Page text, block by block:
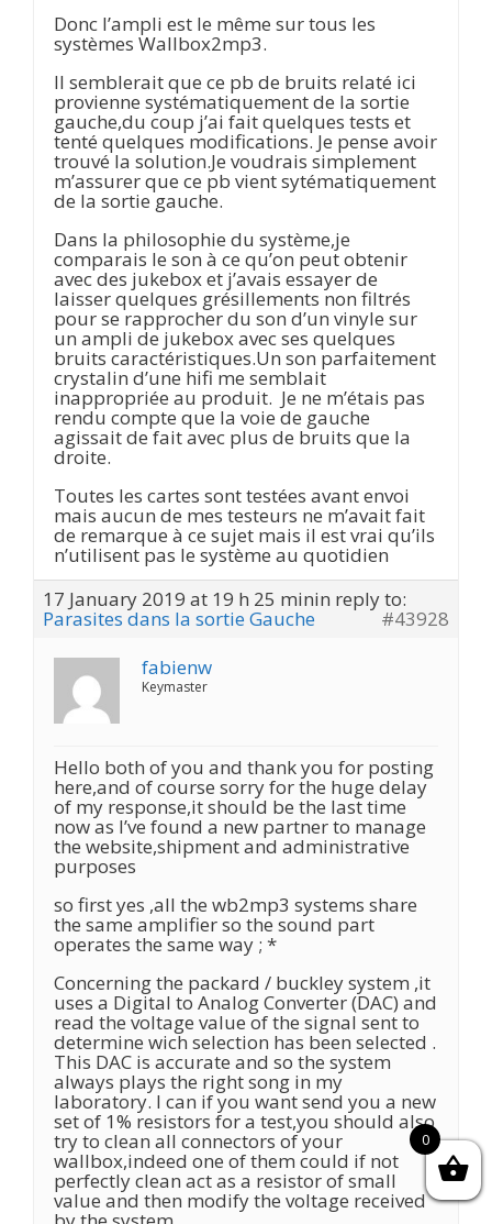
Donc l’ampli est le même sur tous les
systèmes Wallbox2mp3.
Il semblerait que ce pb de bruits relaté ici
provienne systématiquement de la sortie
gauche,du coup j’ai fait quelques tests et
tenté quelques modifications. Je pense avoir
trouvé la solution.Je voudrais simplement
m’assurer que ce pb vient sytématiquement
de la sortie gauche.
Dans la philosophie du système,je
comparais le son à ce qu’on peut obtenir
avec des jukebox et j’avais essayer de
laisser quelques grésillements non filtrés
pour se rapprocher du son d’un vinyle sur
un ampli de jukebox avec ses quelques
bruits caractéristiques.Un son parfaitement
crystalin d’une hifi me semblait
inappropriée au produit. Je ne m’étais pas
rendu compte que la voie de gauche
agissait de fait avec plus de bruits que la
droite.
Toutes les cartes sont testées avant envoi
mais aucun de mes testeurs ne m’avait fait
de remarque à ce sujet mais il est vrai qu’ils
n’utilisent pas le système au quotidien
17 January 2019 at 19 h 25 minin reply to:
Parasites dans la sortie Gauche
#43928
fabienw
Keymaster
Hello both of you and thank you for posting
here,and of course sorry for the huge delay
of my response,it should be the last time
now as I’ve found a new partner to manage
the website,shipment and administrative
purposes
so first yes ,all the wb2mp3 systems share
the same amplifier so the sound part
operates the same way ; *
Concerning the packard / buckley system ,it
uses a Digital to Analog Converter (DAC) and
read the voltage value of the signal sent to
determine wich selection has been selected .
This DAC is accurate and so the system
always plays the right song in my
laboratory. I can if you want send you a new
set of 1% resistors for a test,you should also
try to clean all connectors of your
wallbox,indeed one of them could if not
perfectly clean act as a resistor of small
value and then modify the voltage received
0